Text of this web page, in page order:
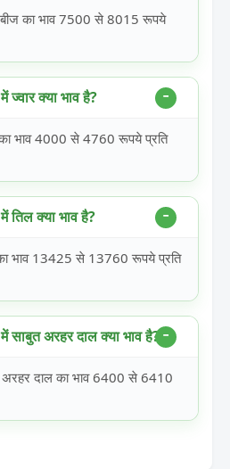
का भाव 7500 से 8015 रूपये
क्या भाव है?
भाव 4000 से 4760 रूपये प्रति
क्या भाव है?
भाव 13425 से 13760 रूपये प्रति
अरहर दाल क्या भाव है?
दाल का भाव 6400 से 6410